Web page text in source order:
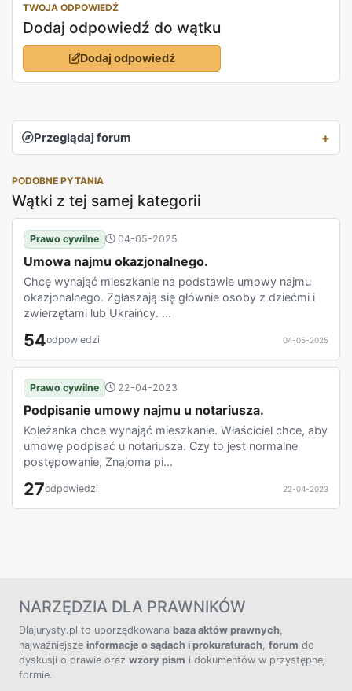
TWOJA ODPOWIEDŹ
Dodaj odpowiedź do wątku
Dodaj odpowiedź
Przeglądaj forum
PODOBNE PYTANIA
Wątki z tej samej kategorii
Prawo cywilne 04-05-2025
Umowa najmu okazjonalnego.
Chcę wynająć mieszkanie na podstawie umowy najmu
okazjonalnego. Zgłaszają się głównie osoby z dziećmi i
zwierzętami lub Ukraińcy. ...
54odpowiedzi 04-05-2025
Prawo cywilne 22-04-2023
Podpisanie umowy najmu u notariusza.
Koleżanka chce wynająć mieszkanie. Właściciel chce, aby
umowę podpisać u notariusza. Czy to jest normalne
postępowanie, Znajoma pi...
27odpowiedzi 22-04-2023
NARZĘDZIA DLA PRAWNIKÓW
Dlajurysty.pl to uporządkowana baza aktów prawnych,
najważniejsze informacje o sądach i prokuraturach, forum do
dyskusji o prawie oraz wzory pism i dokumentów w przystępnej
formie.